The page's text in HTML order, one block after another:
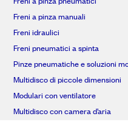
Freni a pinza manuali
Freni idraulici
Freni pneumatici a spinta
Pinze pneumatiche e soluzioni
Multidisco di piccole dimensioni
Modulari con ventilatore
Multidisco con camera d’aria